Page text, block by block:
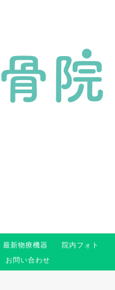
最新物療機器 院内フォト
お問い合わせ